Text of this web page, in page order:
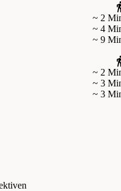
~ 2
~ 4
~ 9
~ 2
~ 3
~ 3